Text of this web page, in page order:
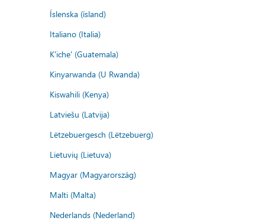
Íslenska (ísland)
Italiano (Italia)
K'iche' (Guatemala)
Kinyarwanda (U Rwanda)
Kiswahili (Kenya)
Latviešu (Latvija)
Lëtzebuergesch (Lëtzebuerg)
Lietuvių (Lietuva)
Magyar (Magyarország)
Malti (Malta)
Nederlands (Nederland)